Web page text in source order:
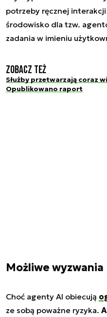
potrzeby ręcznej
środowisko dla tzw.
zadania w imieniu
Zobacz też
Służby przetwarzają coraz
Opublikowano raport
Możliwe wyzwania
Choć agenty AI obiecują
ze sobą poważne ryzyka.